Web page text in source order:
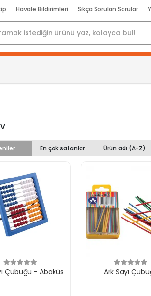
Havale Bildirimleri Sıkça Sorulan Sorular
En çok satanlar Ürün adı (A-Z)
Çubuğu - Abaküs Ark Sayı